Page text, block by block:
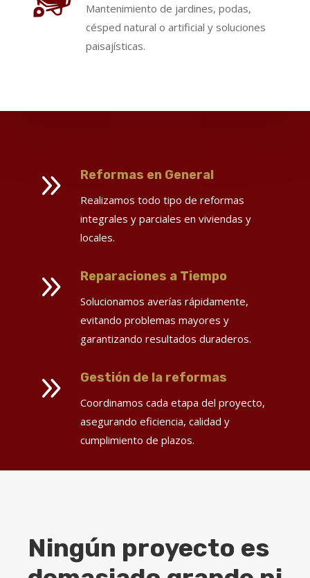
Mantenimiento de jardines, podas,
césped natural o artificial y soluciones
paisajísticas.
9 Reformas en General
Realizamos todo tipo de reformas
integrales y parciales en viviendas y
locales.
9 Reparaciones a Tiempo
Solucionamos averías rápidamente,
evitando problemas mayores y
garantizando resultados duraderos.
9 Gestión de la reformas
Coordinamos cada etapa del proyecto,
asegurando eficiencia, calidad y
cumplimiento de plazos.
Ningún proyecto es